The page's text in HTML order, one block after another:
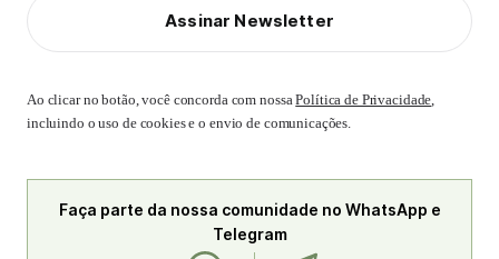
Assinar Newsletter
Ao clicar no botão, você concorda com nossaPolítica de Privacidade,
incluindo o uso de cookies e o envio de comunicações.
Faça parte da nossa comunidade no WhatsApp e
Telegram